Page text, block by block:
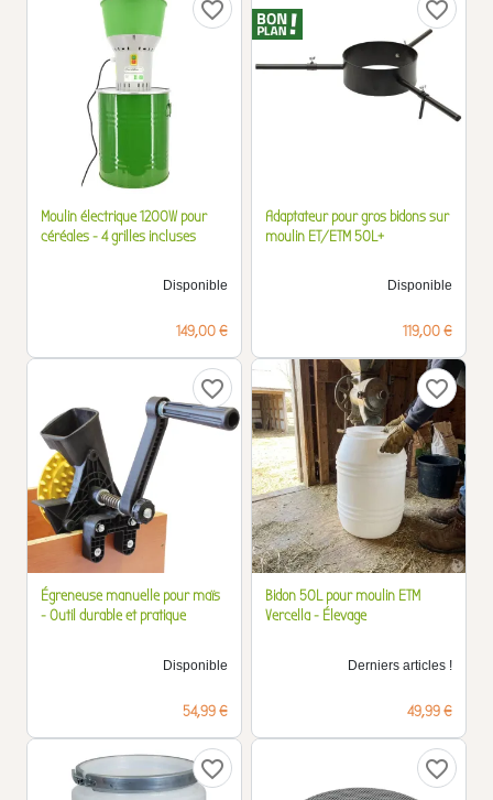
favorite_border
Moulin électrique 1200W pour
céréales - 4 grilles incluses
Disponible
Prix
149,00 €
favorite_border
Adaptateur pour gros bidons sur
moulin ET/ETM 50L+
Disponible
Prix
119,00 €
favorite_border
Égreneuse manuelle pour maïs
- Outil durable et pratique
Disponible
Prix
54,99 €
favorite_border
Bidon 50L pour moulin ETM
Vercella - Élevage
Derniers articles !
Prix
49,99 €
favorite_border favorite_border